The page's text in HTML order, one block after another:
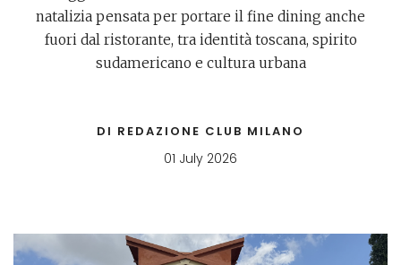
natalizia pensata per portare il fine dining anche
fuori dal ristorante, tra identità toscana, spirito
sudamericano e cultura urbana
DI REDAZIONE CLUB MILANO
01 July 2026